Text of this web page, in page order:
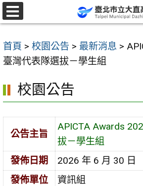
跳
至
要
內
區
首頁 > 校園公告 > 最新消息 >
臺灣代表隊選拔－學生組
校園公告
公告主旨
APICTA Awards
拔－學生組
發佈日期
2026 年 6 月 30 日
發佈單位
資訊組
選
單